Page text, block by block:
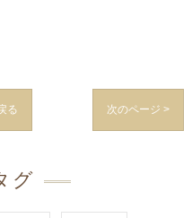
る 次のページ >
グ